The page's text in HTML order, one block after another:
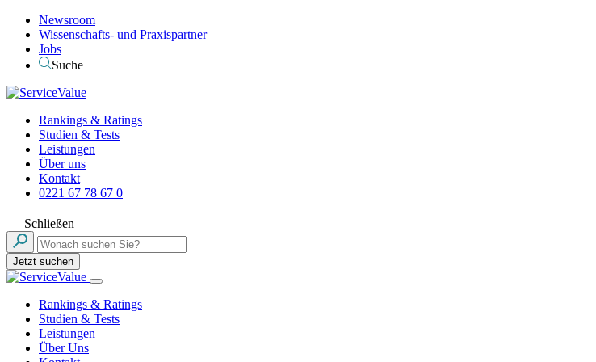
Newsroom
Wissenschafts- und Praxispartner
Jobs
Suche
Rankings & Ratings
Studien & Tests
Leistungen
Über uns
Kontakt
0221 67 78 67 0
Schließen
Jetzt suchen
Rankings & Ratings
Studien & Tests
Leistungen
Über Uns